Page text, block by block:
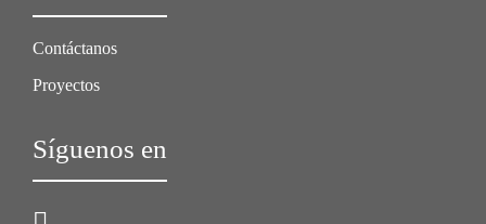
Contáctanos
Proyectos
Síguenos en